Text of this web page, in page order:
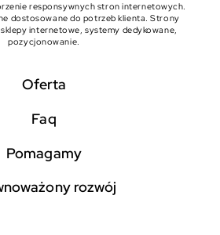
responsywnych stron internetowych.
dostosowane do potrzeb klienta. Strony
internetowe, systemy dedykowane,
pozycjonowanie.
Oferta
faq
pomagamy
rozwój